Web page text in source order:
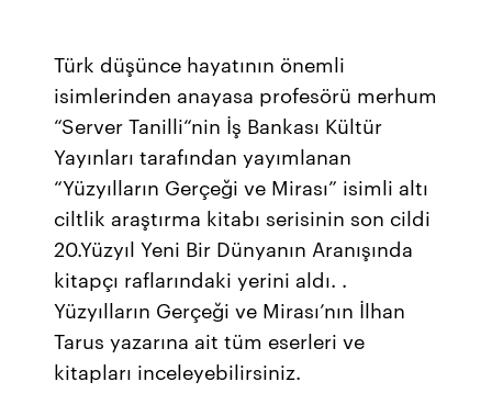
Türk düşünce hayatının önemli
isimlerinden anayasa profesörü merhum
“Server Tanilli“nin İş Bankası Kültür
Yayınları tarafından yayımlanan
“Yüzyılların Gerçeği ve Mirası” isimli altı
ciltlik araştırma kitabı serisinin son cildi
20.Yüzyıl Yeni Bir Dünyanın Aranışında
kitapçı raflarındaki yerini aldı. .
Yüzyılların Gerçeği ve Mirası’nın İlhan
Tarus yazarına ait tüm eserleri ve
kitapları inceleyebilirsiniz.